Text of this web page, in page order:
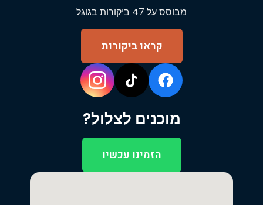
מבוסס על 47 ביקורות בגוגל
קראו ביקורות
מוכנים לצלול?
הזמינו עכשיו